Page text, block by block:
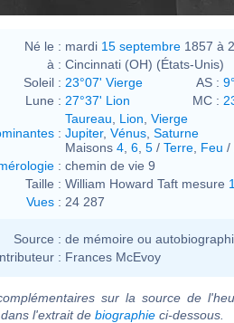
Né le : mardi 15 septembre 1857 à
à : Cincinnati (OH) (États-Unis)
Soleil : 23°07' Vierge AS :
Lune : 27°37' Lion MC :
:
Taureau Lion Vierge
Jupiter, Vénus Saturne
Maisons 4 6 5 / Terre Feu /
: chemin de vie 9
Taille : William Howard Taft mesure
Vues : 24 287
Source : de mémoire ou
: Frances McEvoy
sur la source de
l'extrait de biographie ci-dessous.